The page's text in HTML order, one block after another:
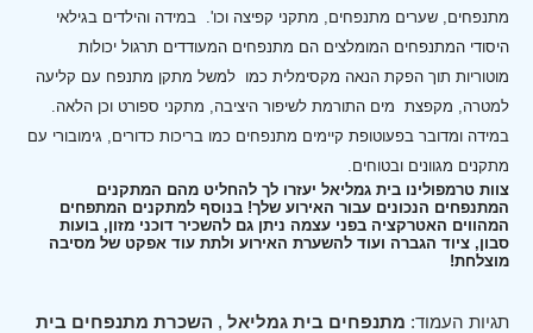
מתנפחים, שערים מתנפחים, מתקני קפיצה וכו'. במידה והילדים בגילאי
היסודי המתנפחים המומלצים הם מתנפחים המעודדים תרגול יכולות
מוטוריות תוך הפקת הנאה מקסימלית כמו למשל מתקן מתנפח עם קליעה
למטרה, מקפצת מים התורמת לשיפור היציבה, מתקני ספורט וכן הלאה.
במידה ומדובר בפעוטופת קיימים מתנפחים כמו בריכות כדורים, גימובורי עם
מתקנים מגוונים ובטוחים.
צוות טרמפולינו בית גמליאל יעזרו לך להחליט מהם המתקנים
המתנפחים הנכונים עבור האירוע שלך! בנוסף למתקנים המתפחים
המהווים האטרקציה בפני עצמה ניתן גם להשכיר דוכני מזון, בועות
סבון, ציוד הגברה ועוד להשערת האירוע ולתת עוד אפקט של מסיבה
מוצלחת!
תגיות העמוד: מתנפחים בית גמליאל , השכרת מתנפחים בית